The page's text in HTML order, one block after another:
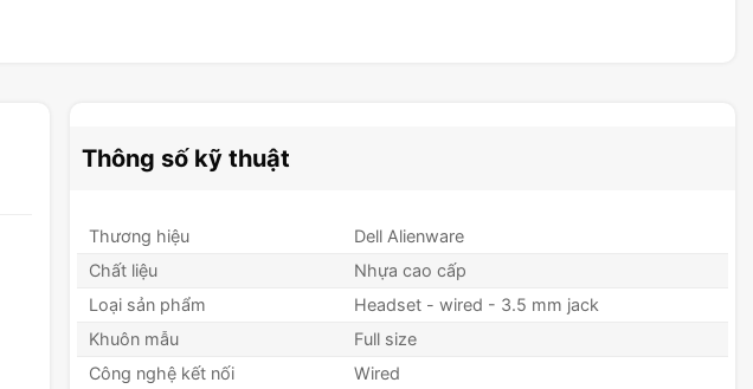
Thông số kỹ thuật
Thương hiệu
Dell Alienware
Chất liệu
Nhựa cao cấp
Loại sản phẩm
Headset - wired - 3.5 mm jack
Khuôn mẫu
Full size
Công nghệ kết nối
Wired